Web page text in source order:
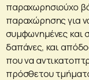
παραχωρησιούχο
παραχώρησης για
συμφωνημένες και
δαπάνες, και
που να
πρόσθετου